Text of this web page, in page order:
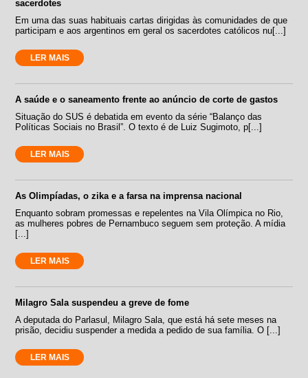
sacerdotes
Em uma das suas habituais cartas dirigidas às comunidades de que
participam e aos argentinos em geral os sacerdotes católicos nu[...]
LER MAIS
A saúde e o saneamento frente ao anúncio de corte de gastos
Situação do SUS é debatida em evento da série “Balanço das
Políticas Sociais no Brasil”. O texto é de Luiz Sugimoto, p[...]
LER MAIS
As Olimpíadas, o zika e a farsa na imprensa nacional
Enquanto sobram promessas e repelentes na Vila Olímpica no Rio,
as mulheres pobres de Pernambuco seguem sem proteção. A mídia
[...]
LER MAIS
Milagro Sala suspendeu a greve de fome
A deputada do Parlasul, Milagro Sala, que está há sete meses na
prisão, decidiu suspender a medida a pedido de sua família. O [...]
LER MAIS